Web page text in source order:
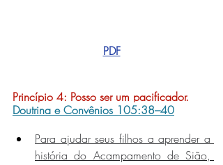
PDF
Princípio 4: Posso ser um pacificador.
Doutrina e Convênios 105:38–40
Para ajudar seus filhos a aprender a
história do Acampamento de Sião,